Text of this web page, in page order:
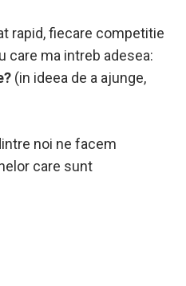
rapid, fiecare competitie
care ma intreb adesea:
(in ideea de a ajunge,
noi ne facem
care sunt